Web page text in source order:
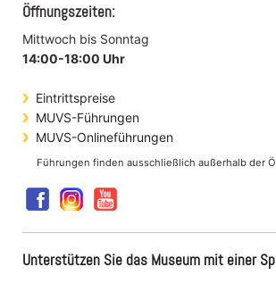
Öffnungszeiten:
Mittwoch bis Sonntag
14:00-18:00 Uhr
Eintrittspreise
MUVS-Führungen
MUVS-Onlineführungen
Führungen finden ausschließlich außerhalb der
Unterstützen Sie das Museum mit einer